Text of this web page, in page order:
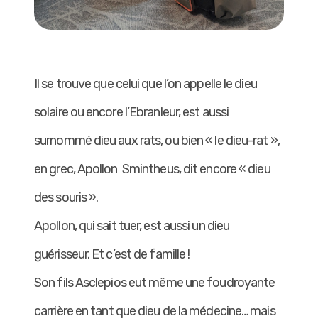
Il se trouve que celui que l’on appelle le dieu
solaire ou encore l’Ebranleur, est aussi
surnommé dieu aux rats, ou bien « le dieu-rat »,
en grec, Apollon Smintheus, dit encore « dieu
des souris ».
Apollon, qui sait tuer, est aussi un dieu
guérisseur. Et c’est de famille !
Son fils Asclepios eut même une foudroyante
carrière en tant que dieu de la médecine… mais